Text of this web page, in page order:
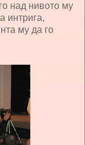
над нивото му
интрига,
му да го